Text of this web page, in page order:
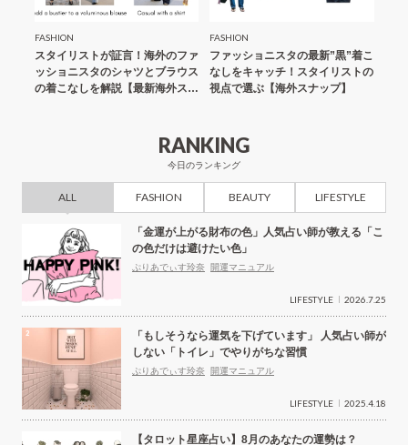
FASHION
スタイリストが証言！海外のファ
ッショニスタのシャツとブラウス
の着こなしを解説【最新海外スナ
FASHION
ファッショニスタの最新”黒”着こ
なしをキャッチ！スタイリストの
視点で選ぶ【海外スナップ】
RANKING
今日のランキング
ALL FASHION BEAUTY LIFESTYLE
「金運が上がる財布の色」人気占い師が教える「こ
の色だけは避けたい色」
ぷりあでぃす玲奈 開運マニュアル
LIFESTYLE 2026.7.25
「もしそうなら運気を下げています」 人気占い師が
しない「トイレ」でやりがちな習慣
ぷりあでぃす玲奈 開運マニュアル
LIFESTYLE 2025.4.18
【タロット星座占い】8月のあなたの運勢は？